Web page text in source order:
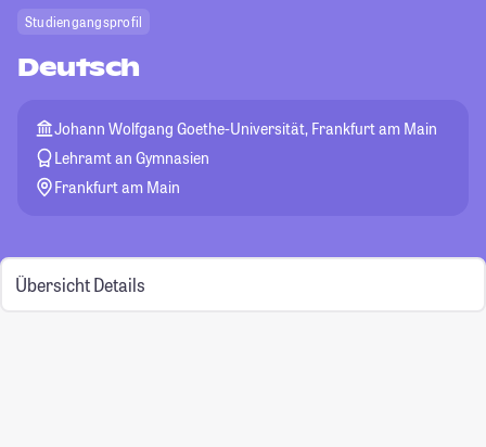
Studiengangsprofil
Deutsch
Johann Wolfgang Goethe-Universität, Frankfurt am Main
Lehramt an Gymnasien
Frankfurt am Main
Übersicht Details